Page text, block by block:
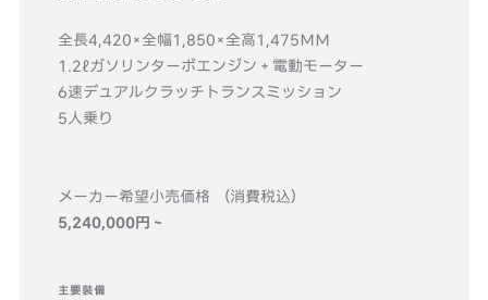
全長4,420×全幅1,850×全高1,475MM
1.2ℓガソリンターボエンジン＋電動モーター
6速デュアルクラッチトランスミッション
5人乗り
メーカー希望小売価格 （消費税込）
5,240,000円～
主要裝備